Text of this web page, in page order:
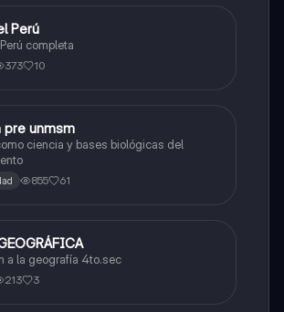
Perú
completa
373 10
pre unmsm
ciencia y bases biológicas del
855 61
Introduccion a la geografía 4to.sec
213 3